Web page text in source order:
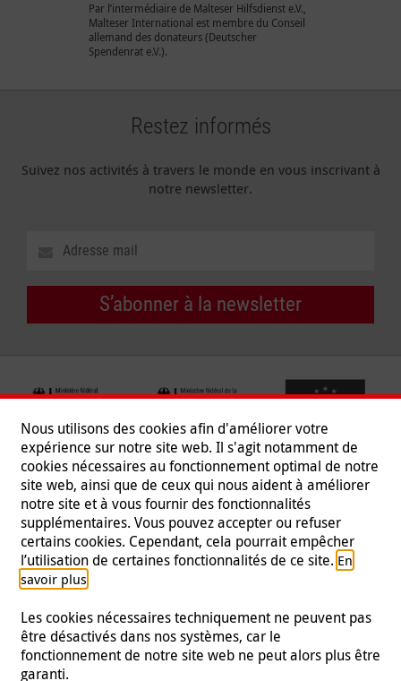
Par l’intermédiaire de Malteser Hilfsdienst e.V.,
Malteser International est membre du Conseil
allemand des donateurs (Deutscher
Spendenrat e.V.).
Restez informés
Suivez nos activités à travers le monde en vous inscrivant à
notre newsletter.
S’abonner à la newsletter
Suivez-nous
Mentions légales | Protection des données | Presse |
Nous utilisons des cookies afin d'améliorer votre
expérience sur notre site web. Il s'agit notamment de
cookies nécessaires au fonctionnement optimal de notre
site web, ainsi que de ceux qui nous aident à améliorer
notre site et à vous fournir des fonctionnalités
supplémentaires. Vous pouvez accepter ou refuser
certains cookies. Cependant, cela pourrait empêcher
l’utilisation de certaines fonctionnalités de ce site. En
savoir plus.
Les cookies nécessaires techniquement ne peuvent pas
être désactivés dans nos systèmes, car le
fonctionnement de notre site web ne peut alors plus être
garanti.